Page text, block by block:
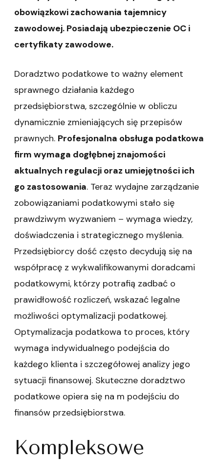
obowiązkowi zachowania tajemnicy
zawodowej. Posiadają ubezpieczenie OC i
certyfikaty zawodowe.
Doradztwo podatkowe to ważny element
sprawnego działania każdego
przedsiębiorstwa, szczególnie w obliczu
dynamicznie zmieniających się przepisów
prawnych. Profesjonalna obsługa podatkowa
firm wymaga dogłębnej znajomości
aktualnych regulacji oraz umiejętności ich
go zastosowania. Teraz wydajne zarządzanie
zobowiązaniami podatkowymi stało się
prawdziwym wyzwaniem – wymaga wiedzy,
doświadczenia i strategicznego myślenia.
Przedsiębiorcy dość często decydują się na
współpracę z wykwalifikowanymi doradcami
podatkowymi, którzy potrafią zadbać o
prawidłowość rozliczeń, wskazać legalne
możliwości optymalizacji podatkowej.
Optymalizacja podatkowa to proces, który
wymaga indywidualnego podejścia do
każdego klienta i szczegółowej analizy jego
sytuacji finansowej. Skuteczne doradztwo
podatkowe opiera się na m podejściu do
finansów przedsiębiorstwa.
Kompleksowe